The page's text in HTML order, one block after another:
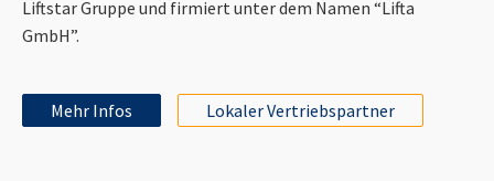
Liftstar Gruppe und firmiert unter dem Namen “Lifta
GmbH”.
Mehr Infos Lokaler Vertriebspartner